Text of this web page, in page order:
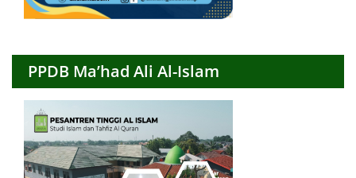
PPDB Ma’had Ali Al-Islam